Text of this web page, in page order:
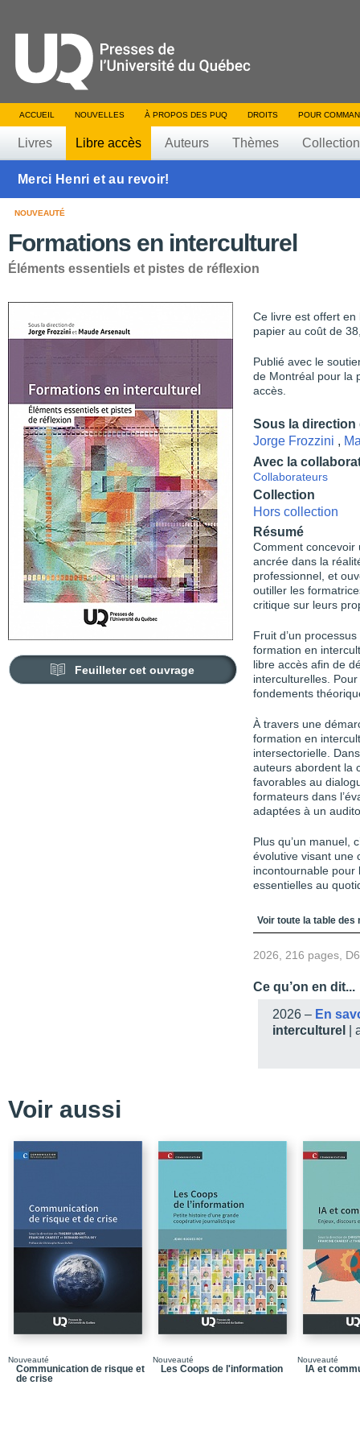
ACCUEIL NOUVELLES À PROPOS DES PUQ DROITS POUR
Livres Libre accès Auteurs Thèmes
Merci Henri et au revoir!
NOUVEAUTÉ
Formations en interculturel
Éléments essentiels et pistes de réflexion
Feuilleter cet ouvrage
Ce livre est offert en
papier au coût de
Publié avec le
de Montréal pour la
accès.
Sous la direction
Jorge Frozzini ,
Avec la
Collaborateurs
Collection
Hors collection
Résumé
Comment concevoir
ancrée dans la
professionnel, et
outiller les
critique sur leurs
Fruit d’un
formation en
libre accès afin de
interculturelles.
fondements
À travers une
formation en
intersectorielle.
auteurs abordent la
favorables au
formateurs dans
adaptées à un
Plus qu’un manuel,
évolutive visant une
incontournable pour
essentielles au
Table des
Voir toute la table des
2026, 216 pages,
Ce qu’on en dit...
2026 – En
interculturel |
Voir aussi
Nouveauté
Communication de risque et
de crise
Nouveauté
Les Coops de l'information
Nouveauté
IA et